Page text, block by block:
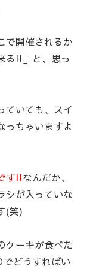
で開催されるか
る!!」と、思っ
ていても、スイ
っちゃいますよ
す!!なんだか、
シが入っていな
(笑)
ケーキが食べた
どうすればい